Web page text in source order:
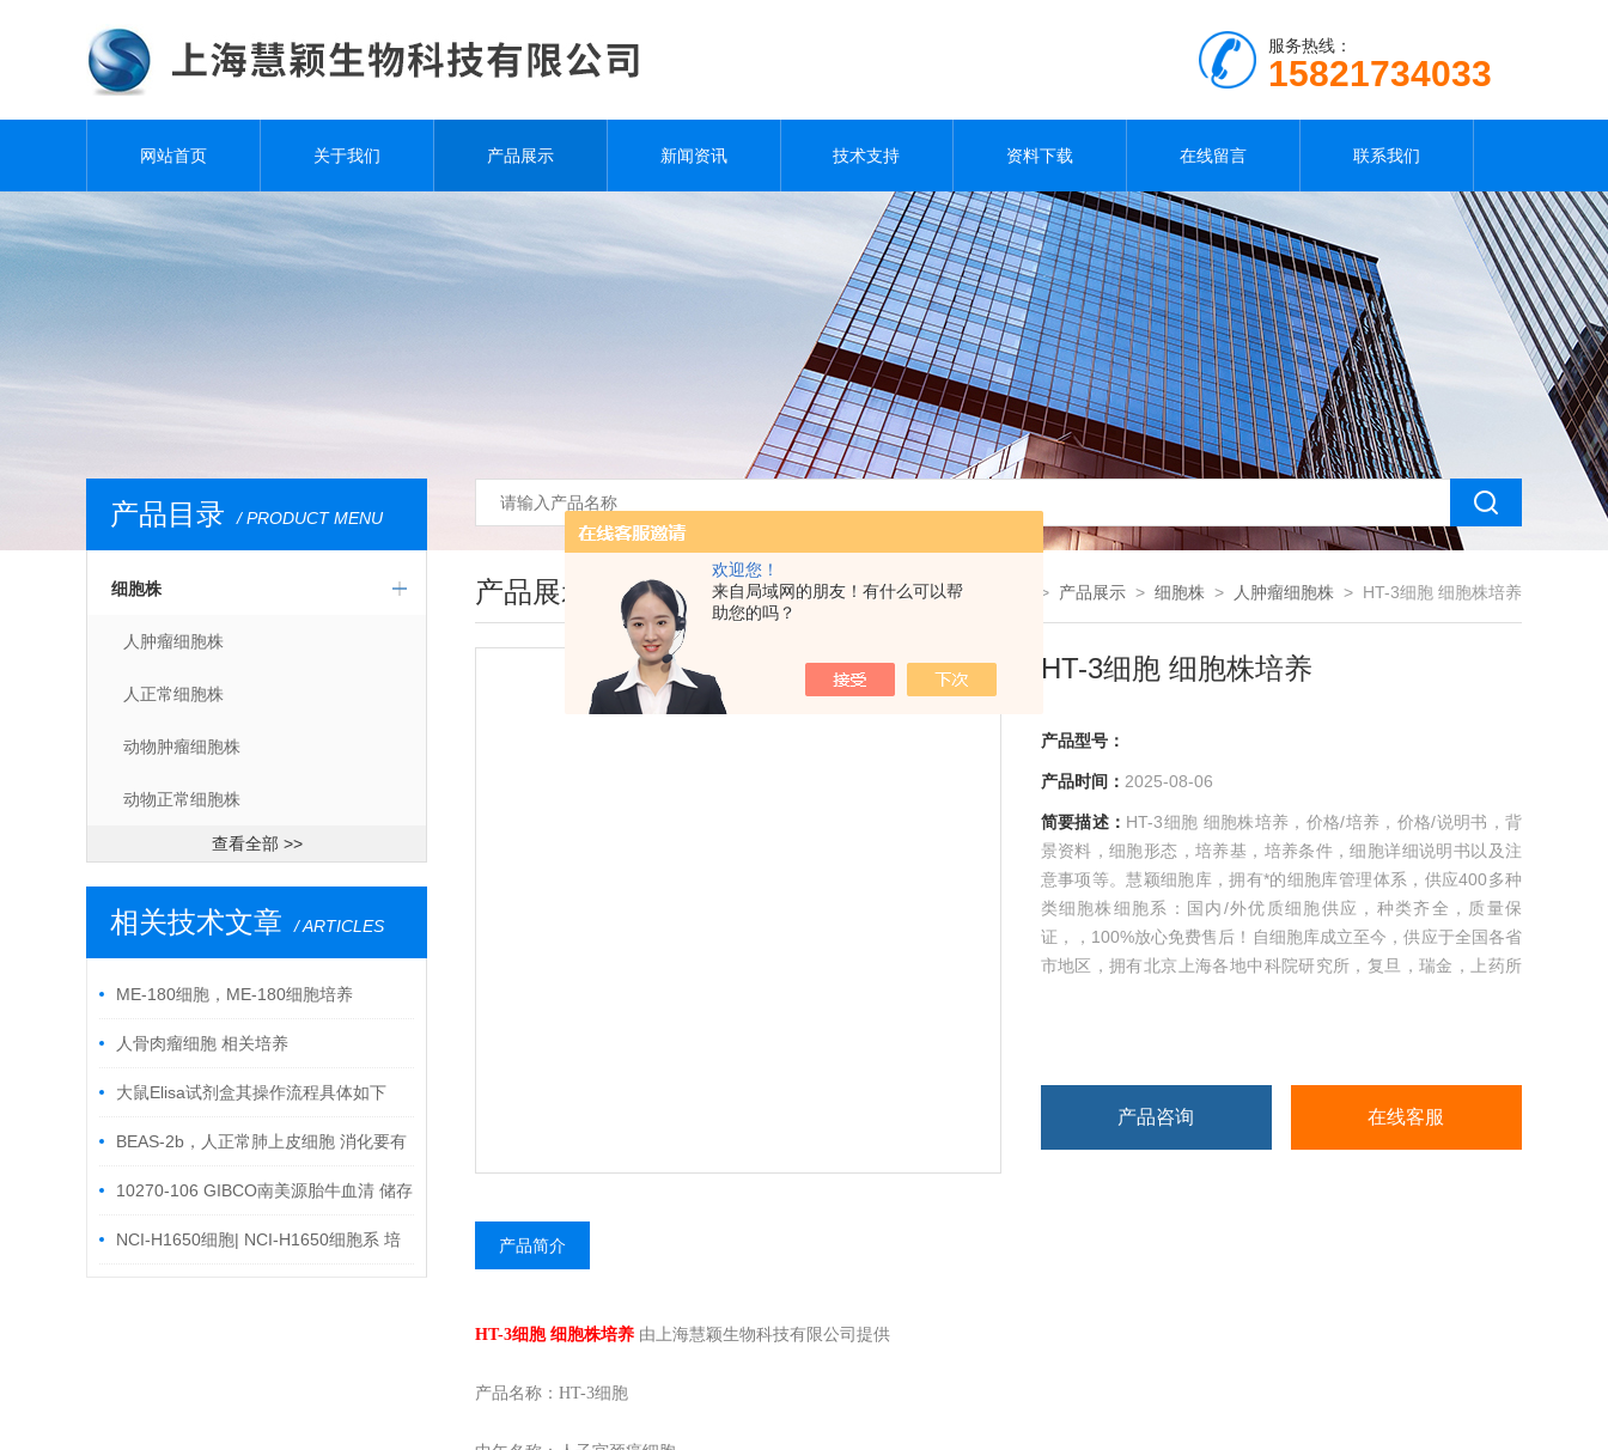
欢迎您！
来自局域网的朋友！有什么可以帮
助您的吗？
服务热线：
15821734033
网站首页 关于我们 产品展示 新闻资讯 技术支持 资料下载 在线留言 联系我们
产品目录 / PRODUCT MENU
细胞株
人肿瘤细胞株
人正常细胞株
动物肿瘤细胞株
动物正常细胞株
查看全部 >>
相关技术文章 / ARTICLES
ME-180细胞，ME-180细胞培养
人骨肉瘤细胞 相关培养
大鼠Elisa试剂盒其操作流程具体如下
BEAS-2b，人正常肺上皮细胞 消化要有
个度10270-106 GIBCO南美源胎牛血清 储存
及使用
NCI-H1650细胞| NCI-H1650细胞系 培
产品展示 您现在的位置： > 产品展示 > 细胞株 > 人肿瘤细胞株 > HT-3细胞 细胞株培养
HT-3细胞 细胞株培养
产品型号：
产品时间： 2025-08-06
简要描述： HT-3细胞 细胞株培养，价格/培养，价格/说明书，背
景资料，细胞形态，培养基，培养条件，细胞详细说明书以及注
意事项等。慧颖细胞库，拥有*的细胞库管理体系，供应400多种
类细胞株细胞系：国内/外优质细胞供应，种类齐全，质量保
证，，100%放心免费售后！自细胞库成立至今，供应于全国各省
市地区，拥有北京上海各地中科院研究所，复旦，瑞金，上药所
产品咨询 在线客服
产品简介
HT-3细胞 细胞株培养 由上海慧颖生物科技有限公司提供
产品名称：HT-3细胞